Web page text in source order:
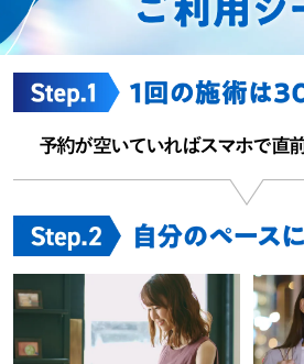
予約が空いていればスマホで直